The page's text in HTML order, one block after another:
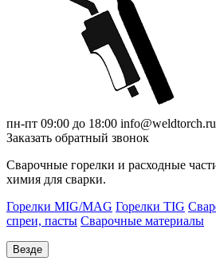
пн-пт 09:00 до 18:00 info@weldtorch.ru
Заказать обратный звонок
Сварочные горелки и расходные
химия для сварки.
Горелки MIG/MAG Горелки TIG
спреи, пасты Сварочные материалы
Везде